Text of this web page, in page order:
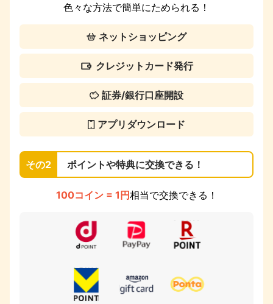
色々な方法で簡単にためられる！
ネットショッピング
クレジットカード発行
証券/銀行口座開設
アプリダウンロード
その2 ポイントや特典に交換できる！
100コイン = 1円相当で交換できる！